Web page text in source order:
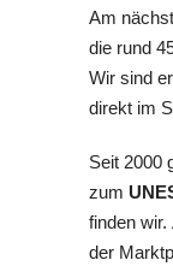
Am
die rund
Wir sind
direkt im
Seit 2000
zum
finden wir.
der